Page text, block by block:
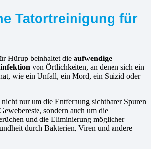
Tatortreinigung für
Hürup beinhaltet die aufwendige
von Örtlichkeiten, an denen sich ein
wie ein Unfall, ein Mord, ein Suizid oder
nur um die Entfernung sichtbarer Spuren
sondern auch um die
und die Eliminierung möglicher
durch Bakterien, Viren und andere